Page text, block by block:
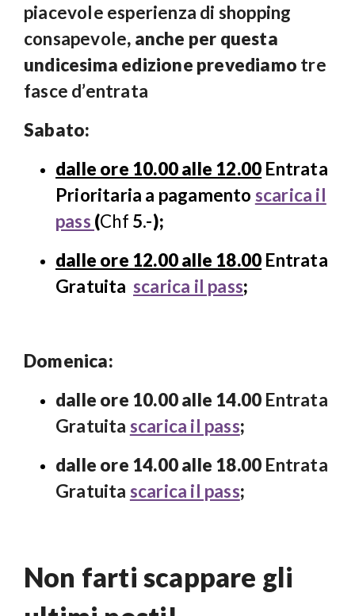
piacevole esperienza di shopping
consapevole, anche per questa
undicesima edizione prevediamo tre
fasce d’entrata
Sabato:
dalle ore 10.00 alle 12.00 Entrata
Prioritaria a pagamento scarica il
pass (Chf 5.-);
dalle ore 12.00 alle 18.00 Entrata
Gratuita scarica il pass;
Domenica:
dalle ore 10.00 alle 14.00 Entrata
Gratuita scarica il pass;
dalle ore 14.00 alle 18.00 Entrata
Gratuita scarica il pass;
Non farti scappare gli